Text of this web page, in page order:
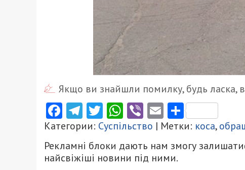
Якщо ви знайшли помилку, будь ласка,
Facebook
Telegram
Twitter
WhatsApp
ViberEmail
Категории: Суспільство | Метки: коса,
Рекламні блоки дають нам змогу
найсвіжіші новини під ними.